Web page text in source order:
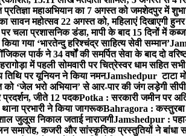
महाअभियान का 7 अगस्त को जमशेदपुर में
सावन महोत्सव 22 अगस्त को, महिलाएं दिखाएगी हुनर
चला प्रशासनिक डंडा, मापी के बाद 15 दिनों में
गया ‘भारतेन्दु हरिश्चंद्र साहित्य सेवी सम्मान’
पार्क ने 34 वर्षों की समर्पित सेवा के बाद दो वरिष्ठ
में पहली सोमवारी पर चित्रेस्वर धाम सहित
पर यूनियन ने किया नमनJamshedpur टाटा
‘जेल भरो अभियान’ से आर-पार की जंग लड़ेगी
प्रदर्शन, जीते 12 पदकPotka : सरकारी जमीन पर
थाना प्रभारी ने किया जागरूकBahragora : कस्तुरबा
जुलूस निकाल जताई नाराजगीJamshedpur :
समारोह, कजरी और सांस्कृतिक प्रस्तुतियों ने बांधा